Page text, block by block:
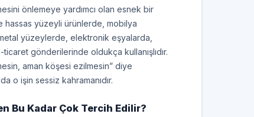
önlemeye yardımcı olan esnek bir
hassas yüzeyli ürünlerde, mobilya
yüzeylerde, elektronik eşyalarda,
gönderilerinde oldukça kullanışlıdır.
aman köşesi ezilmesin” diye
o işin sessiz kahramanıdır.
Bu Kadar Çok Tercih Edilir?